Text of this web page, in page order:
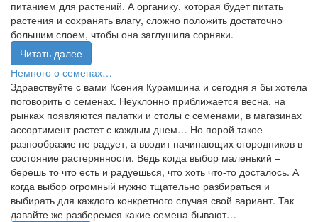
питанием для растений. А органику, которая будет питать
растения и сохранять влагу, сложно положить достаточно
большим слоем, чтобы она заглушила сорняки.
Читать далее
Немного о семенах…
Здравствуйте с вами Ксения Курамшина и сегодня я бы хотела
поговорить о семенах. Неуклонно приближается весна, на
рынках появляются палатки и столы с семенами, в магазинах
ассортимент растет с каждым днем… Но порой такое
разнообразие не радует, а вводит начинающих огородников в
состояние растерянности. Ведь когда выбор маленький –
берешь то что есть и радуешься, что хоть что-то досталось. А
когда выбор огромный нужно тщательно разбираться и
выбирать для каждого конкретного случая свой вариант. Так
давайте же разберемся какие семена бывают…